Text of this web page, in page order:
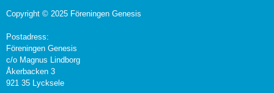
Copyright © 2025 Föreningen Genesis
Postadress:
Föreningen Genesis
c/o Magnus Lindborg
Åkerbacken 3
921 35 Lycksele